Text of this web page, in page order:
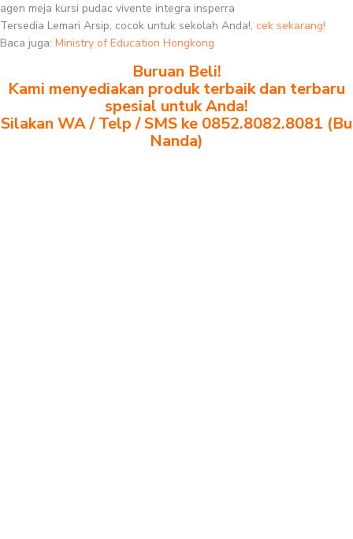
agen meja kursi pudac vivente integra insperra
Tersedia Lemari Arsip, cocok untuk sekolah Anda!, cek sekarang!
Baca juga: Ministry of Education Hongkong
Buruan Beli!
Kami menyediakan produk terbaik dan terbaru
spesial untuk Anda!
Silakan WA / Telp / SMS ke 0852.8082.8081 (Bu
Nanda)